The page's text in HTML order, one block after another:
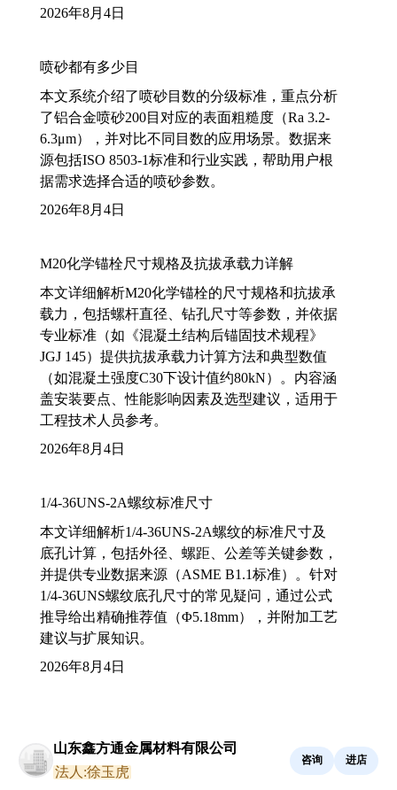
2026年8月4日
喷砂都有多少目
本文系统介绍了喷砂目数的分级标准，重点分析
了铝合金喷砂200目对应的表面粗糙度（Ra 3.2-
6.3μm），并对比不同目数的应用场景。数据来
源包括ISO 8503-1标准和行业实践，帮助用户根
据需求选择合适的喷砂参数。
2026年8月4日
M20化学锚栓尺寸规格及抗拔承载力详解
本文详细解析M20化学锚栓的尺寸规格和抗拔承
载力，包括螺杆直径、钻孔尺寸等参数，并依据
专业标准（如《混凝土结构后锚固技术规程》
JGJ 145）提供抗拔承载力计算方法和典型数值
（如混凝土强度C30下设计值约80kN）。内容涵
盖安装要点、性能影响因素及选型建议，适用于
工程技术人员参考。
2026年8月4日
1/4-36UNS-2A螺纹标准尺寸
本文详细解析1/4-36UNS-2A螺纹的标准尺寸及
底孔计算，包括外径、螺距、公差等关键参数，
并提供专业数据来源（ASME B1.1标准）。针对
1/4-36UNS螺纹底孔尺寸的常见疑问，通过公式
推导给出精确推荐值（Φ5.18mm），并附加工艺
建议与扩展知识。
2026年8月4日
山东鑫方通金属材料有限公司
法人:徐玉虎
咨询 进店